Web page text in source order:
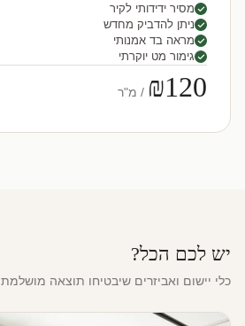
מסיר ידידותי לקיר
ניתן להדביק מחדש
מראה בד אמנותי
גימור מט יוקרתי
₪120 / מ"ר
יש לכם הכל?
כלי יישום ואביזרים שיבטיחו תוצאה מושלמת